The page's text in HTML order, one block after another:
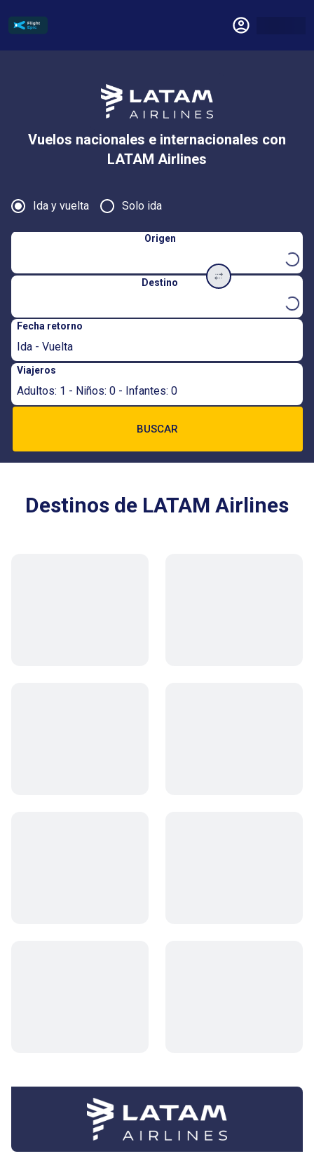
Vuelos nacionales e internacionales con
LATAM Airlines
Ida y vuelta Solo ida
Origen
Destino
Fecha retorno
Ida - Vuelta
Viajeros
Adultos: 1 - Niños: 0 - Infantes: 0
BUSCAR
Destinos de LATAM Airlines